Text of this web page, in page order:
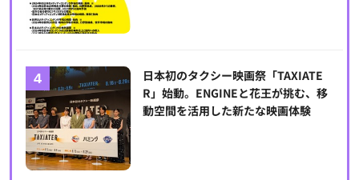
日本初のタクシー映画祭「TAXIATE
R」始動。ENGINEと花王が挑む、移
動空間を活用した新たな映画体験